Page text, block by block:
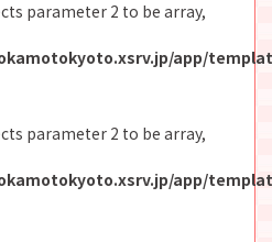
parameter 2 to be array,
app/
parameter 2 to be array,
app/